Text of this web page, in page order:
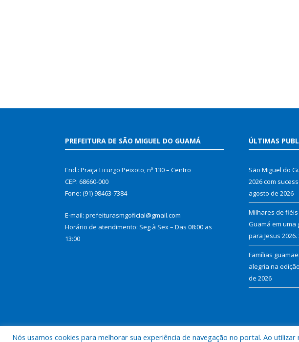
PREFEITURA DE SÃO MIGUEL DO GUAMÁ
End.: Praça Licurgo Peixoto, nº 130 – Centro
CEP: 68660-000
Fone: (91) 98463-7384
E-mail: prefeiturasmgoficial@gmail.com
Horário de atendimento: Seg à Sex – Das 08:00 as
13:00
ÚLTIMAS
São Miguel do
2026 com
agosto de 2026
Milhares de
Guamá em uma
para Jesus 2026.
Famílias
alegria na
de 2026
Nós usamos cookies para melhorar sua experiência de navegação no portal. Ao